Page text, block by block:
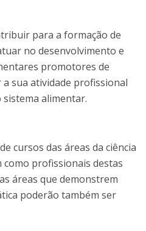
para a formação de
no desenvolvimento e
promotores de
a sua atividade profissional
alimentar.
cursos das áreas da ciência
como profissionais destas
áreas que demonstrem
poderão também ser